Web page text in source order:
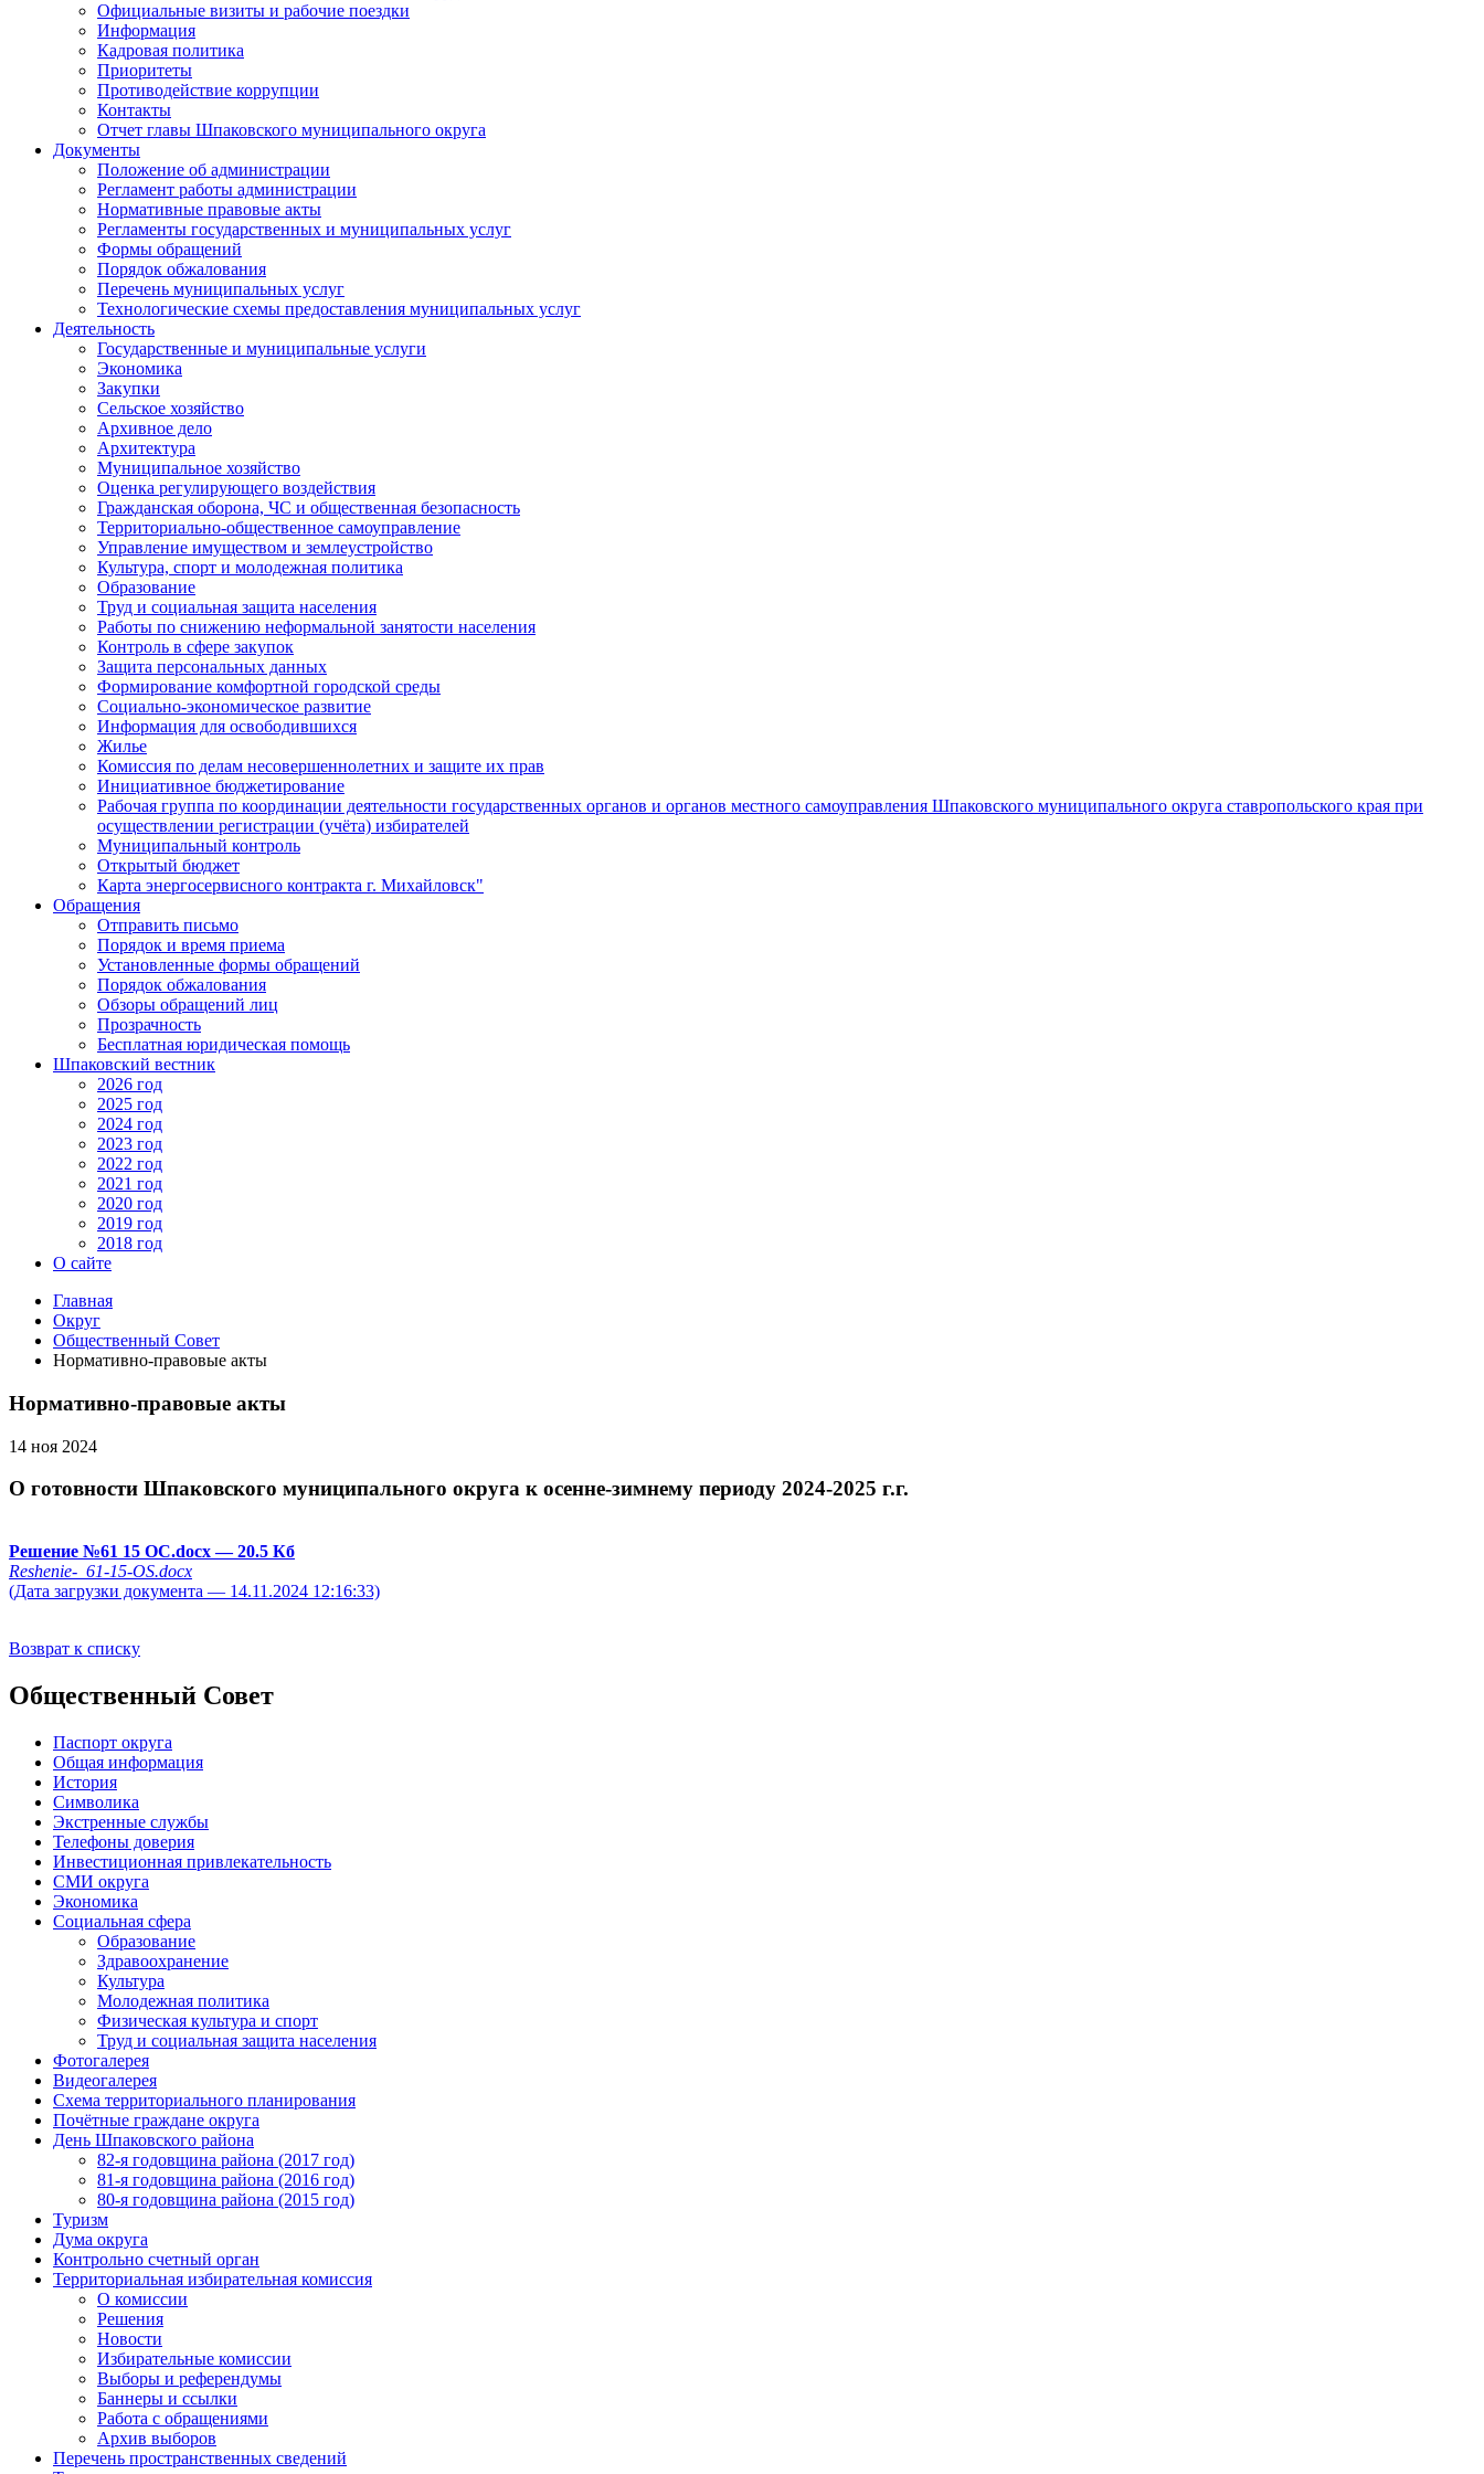
Официальные визиты и рабочие поездки
Информация
Кадровая политика
Приоритеты
Противодействие коррупции
Контакты
Отчет главы Шпаковского муниципального округа
Документы
Положение об администрации
Регламент работы администрации
Нормативные правовые акты
Регламенты государственных и муниципальных услуг
Формы обращений
Порядок обжалования
Перечень муниципальных услуг
Технологические схемы предоставления муниципальных услуг
Деятельность
Государственные и муниципальные услуги
Экономика
Закупки
Сельское хозяйство
Архивное дело
Архитектура
Муниципальное хозяйство
Оценка регулирующего воздействия
Гражданская оборона, ЧС и общественная безопасность
Территориально-общественное самоуправление
Управление имуществом и землеустройство
Культура, спорт и молодежная политика
Образование
Труд и социальная защита населения
Работы по снижению неформальной занятости населения
Контроль в сфере закупок
Защита персональных данных
Формирование комфортной городской среды
Социально-экономическое развитие
Информация для освободившихся
Жилье
Комиссия по делам несовершеннолетних и защите их прав
Инициативное бюджетирование
Рабочая группа по координации деятельности государственных органов и органов местного самоуправления Шпаковского муниципального округа ставропольского края при
осуществлении регистрации (учёта) избирателей
Муниципальный контроль
Открытый бюджет
Карта энергосервисного контракта г. Михайловск"
Обращения
Отправить письмо
Порядок и время приема
Установленные формы обращений
Порядок обжалования
Обзоры обращений лиц
Прозрачность
Бесплатная юридическая помощь
Шпаковский вестник
2026 год
2025 год
2024 год
2023 год
2022 год
2021 год
2020 год
2019 год
2018 год
О сайте
Главная
Округ
Общественный Совет
Нормативно-правовые акты
Нормативно-правовые акты
14 ноя 2024
О готовности Шпаковского муниципального округа к осенне-зимнему периоду 2024-2025 г.г.
Решение №61 15 ОС.docx— 20.5 Кб
Reshenie-_61-15-OS.docx
(Дата загрузки документа — 14.11.2024 12:16:33)
Возврат к списку
Общественный Совет
Паспорт округа
Общая информация
История
Символика
Экстренные службы
Телефоны доверия
Инвестиционная привлекательность
СМИ округа
Экономика
Социальная сфера
Образование
Здравоохранение
Культура
Молодежная политика
Физическая культура и спорт
Труд и социальная защита населения
Фотогалерея
Видеогалерея
Схема территориального планирования
Почётные граждане округа
День Шпаковского района
82-я годовщина района (2017 год)
81-я годовщина района (2016 год)
80-я годовщина района (2015 год)
Туризм
Дума округа
Контрольно счетный орган
Территориальная избирательная комиссия
О комиссии
Решения
Новости
Избирательные комиссии
Выборы и референдумы
Баннеры и ссылки
Работа с обращениями
Архив выборов
Перечень пространственных сведений